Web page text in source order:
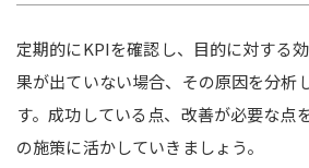
定期的にKPIを確認し、目的に対する
果が出ていない場合、その原因を分析
す。成功している点、改善が必要な点
の施策に活かしていきましょう。